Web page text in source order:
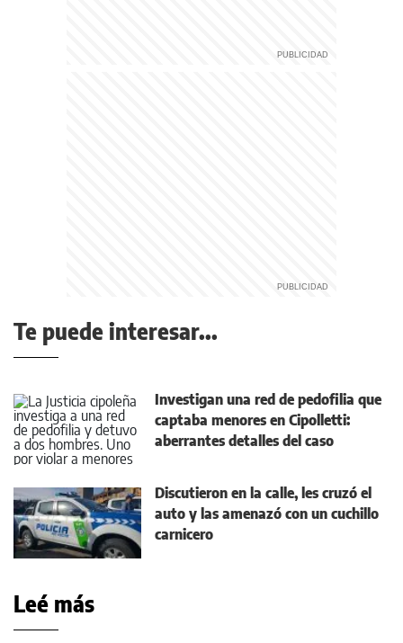
Te puede interesar...
Investigan una red de pedofilia que
captaba menores en Cipolletti:
aberrantes detalles del caso
Discutieron en la calle, les cruzó el
auto y las amenazó con un cuchillo
carnicero
Leé más